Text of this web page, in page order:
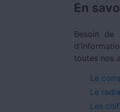
En
Besoin de
toutes nos
Le
Le
Les